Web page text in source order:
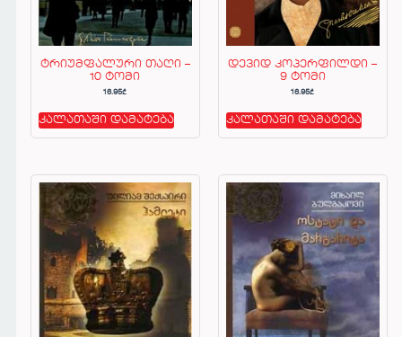
ტრიუმფალური თაღი –
10 ტომი
16.95₾
კალათაში დამატება
დევიდ კოპერფილდი –
9 ტომი
16.95₾
კალათაში დამატება